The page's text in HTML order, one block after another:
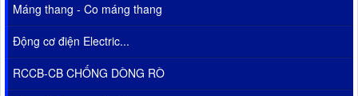
Máng thang - Co máng thang
Động cơ điện Electric...
RCCB-CB CHỐNG DÒNG RÒ